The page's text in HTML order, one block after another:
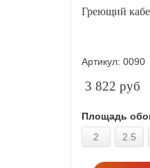
Греющий
Артикул: 0090
3 822 руб
Площадь
2
2.5